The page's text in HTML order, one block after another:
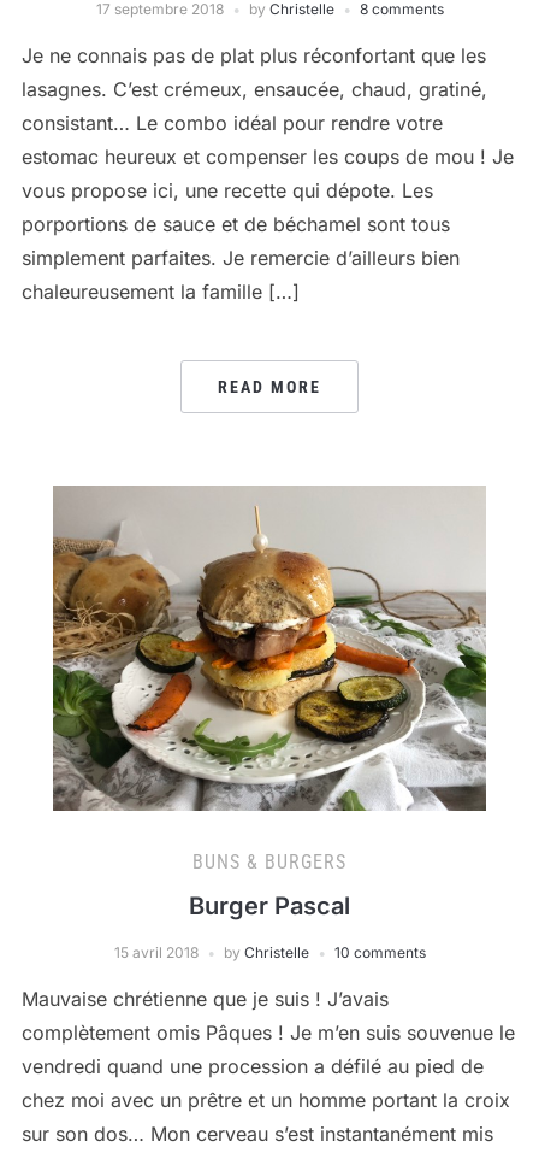
17 septembre 2018 by Christelle 8 comments
Je ne connais pas de plat plus réconfortant que les
lasagnes. C’est crémeux, ensaucée, chaud, gratiné,
consistant… Le combo idéal pour rendre votre
estomac heureux et compenser les coups de mou ! Je
vous propose ici, une recette qui dépote. Les
porportions de sauce et de béchamel sont tous
simplement parfaites. Je remercie d’ailleurs bien
chaleureusement la famille […]
READ MORE
BUNS & BURGERS
Burger Pascal
15 avril 2018 by Christelle 10 comments
Mauvaise chrétienne que je suis ! J’avais
complètement omis Pâques ! Je m’en suis souvenue le
vendredi quand une procession a défilé au pied de
chez moi avec un prêtre et un homme portant la croix
sur son dos… Mon cerveau s’est instantanément mis